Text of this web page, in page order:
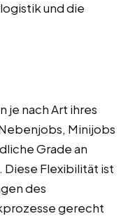
und die
je nach Art ihres
Minijobs
Grade an
Flexibilität ist
des
gerecht